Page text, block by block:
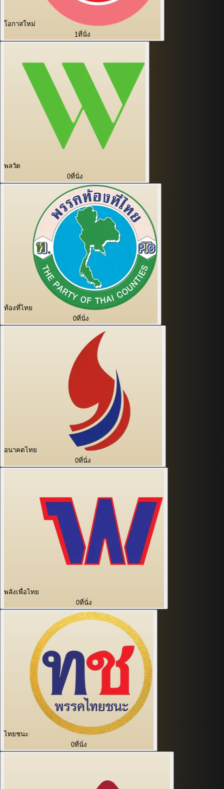
โอกาสใหม่
1ที่นั่ง
พลวัต
0ที่นั่ง
ท้องที่ไทย
0ที่นั่ง
อนาคตไทย
0ที่นั่ง
พลังเพื่อไทย
0ที่นั่ง
ไทยชนะ
0ที่นั่ง